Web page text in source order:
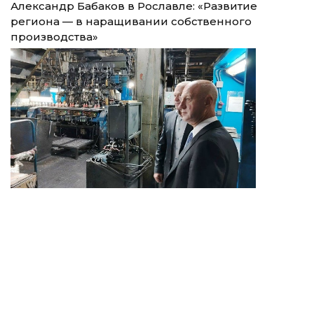
Александр Бабаков в Рославле: «Развитие
региона — в наращивании собственного
производства»